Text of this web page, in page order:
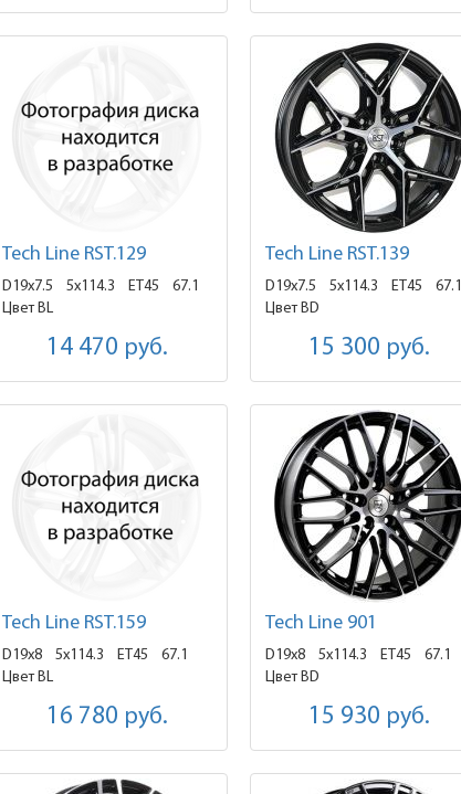
Tech Line RST.129
D19x7.5 5x114.3 ET45
67.1
Цвет BL
14 470 руб.
Tech Line RST.139
D19x7.5 5x114.3 ET45
67.1
Цвет BD
15 300 руб.
Tech Line RST.159
D19x8 5x114.3 ET45
67.1
Цвет BL
16 780 руб.
Tech Line 901
D19x8 5x114.3 ET45
67.1
Цвет BD
15 930 руб.